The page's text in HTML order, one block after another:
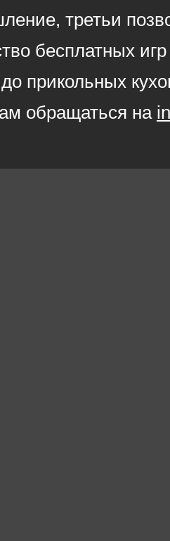
третьи
бесплатных
прикольных
обращаться на